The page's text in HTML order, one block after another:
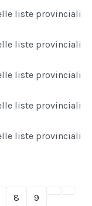
liste provinciali
liste provinciali
liste provinciali
liste provinciali
liste provinciali
8 9